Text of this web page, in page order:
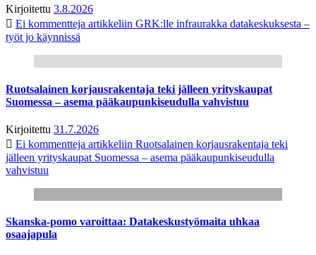
Kirjoitettu 3.8.2026
Ei kommentteja artikkeliin GRK:lle infraurakka datakeskuksesta –
työt jo käynnissä
Ruotsalainen korjausrakentaja teki jälleen yrityskaupat
Suomessa – asema pääkaupunkiseudulla vahvistuu
Kirjoitettu 31.7.2026
Ei kommentteja artikkeliin Ruotsalainen korjausrakentaja teki
jälleen yrityskaupat Suomessa – asema pääkaupunkiseudulla
vahvistuu
Skanska-pomo varoittaa: Datakeskustyömaita uhkaa
osaajapula